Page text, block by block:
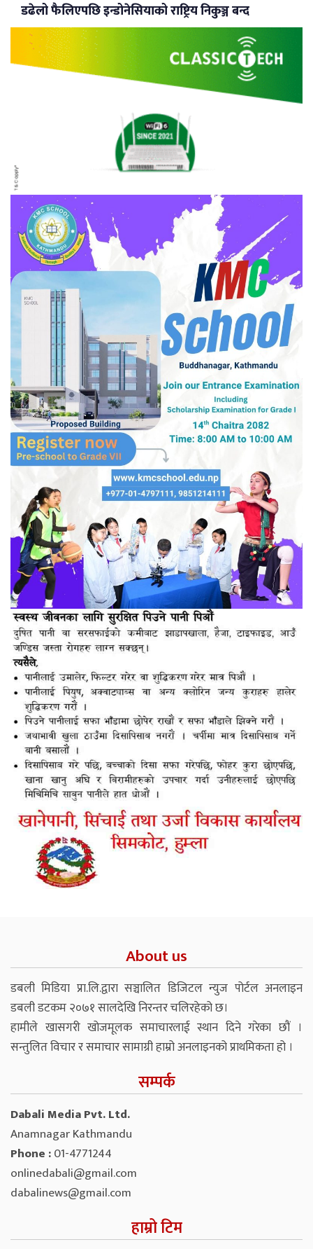
डढेलो फैलिएपछि इन्डोनेसियाको राष्ट्रिय निकुञ्ज बन्द
About us
डबली मिडिया प्रा.लि.द्वारा सञ्चालित डिजिटल न्युज पोर्टल अनलाइन
डबली डटकम २०७१ सालदेखि निरन्तर चलिरहेको छ।
हामीले खासगरी खोजमूलक समाचारलाई स्थान दिने गरेका छौं ।
सन्तुलित विचार र समाचार सामाग्री हाम्रो अनलाइनको प्राथमिकता हो ।
सम्पर्क
Dabali Media Pvt. Ltd.
Anamnagar Kathmandu
Phone :01-4771244
onlinedabali@gmail.com
dabalinews@gmail.com
हाम्रो टिम